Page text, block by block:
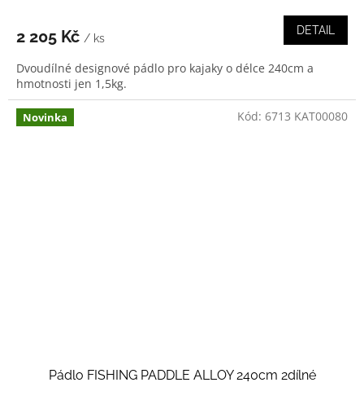
2 205 Kč / ks
DETAIL
Dvoudílné designové pádlo pro kajaky o délce 240cm a
hmotnosti jen 1,5kg.
Novinka
Pádlo FISHING PADDLE ALLOY 240cm 2dílné
Kód: 6713 KAT00080